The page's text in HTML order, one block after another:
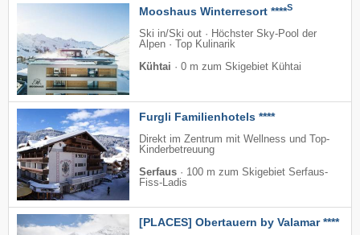
Mooshaus Winterresort ****S
Ski in/Ski out · Höchster Sky-Pool der
Alpen · Top Kulinarik
Kühtai · 0 m zum Skigebiet Kühtai
Furgli Familienhotels ****
Direkt im Zentrum mit Wellness und Top-
Kinderbetreuung
Serfaus · 100 m zum Skigebiet Serfaus-
Fiss-Ladis
[PLACES] Obertauern by Valamar ****